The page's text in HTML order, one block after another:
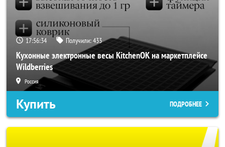
17:56:32 Получили:433
Кухонные электронные весы KitchenOK на маркетплейсе
Wildberries
Россия
Купить ПОДРОБНЕЕ